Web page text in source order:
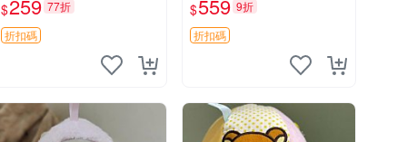
unese
$259 77折
折扣碼
$559 9折
折扣碼